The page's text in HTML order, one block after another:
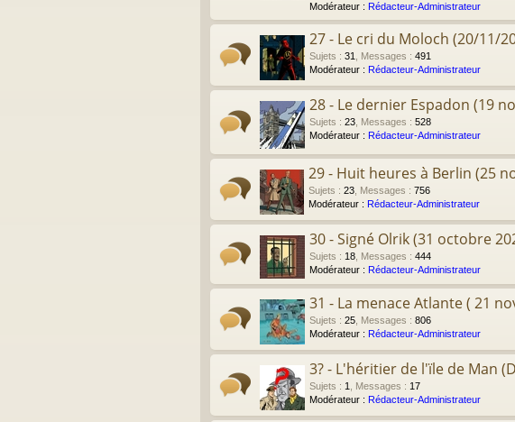
Modérateur : Rédacteur-Administrateur
27 - Le cri du Moloch (20/11/
Sujets : 31 Messages : 491
Modérateur : Rédacteur-Administrateur
28 - Le dernier Espadon (19
Sujets : 23 Messages : 528
Modérateur : Rédacteur-Administrateur
29 - Huit heures à Berlin (25
Sujets : 23 Messages : 756
Modérateur : Rédacteur-Administrateur
30 - Signé Olrik (31 octobre
Sujets : 18 Messages : 444
Modérateur : Rédacteur-Administrateur
31 - La menace Atlante ( 21
Sujets : 25 Messages : 806
Modérateur : Rédacteur-Administrateur
3? - L'héritier de l'ïle de Man
Sujets : 1 Messages : 17
Modérateur : Rédacteur-Administrateur